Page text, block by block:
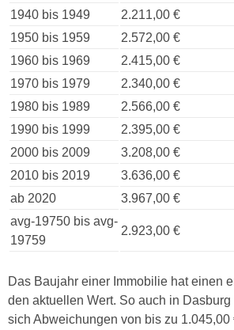
1940 bis 1949
2.211,00 €
1950 bis 1959
2.572,00 €
1960 bis 1969
2.415,00 €
1970 bis 1979
2.340,00 €
1980 bis 1989
2.566,00 €
1990 bis 1999
2.395,00 €
2000 bis 2009
3.208,00 €
2010 bis 2019
3.636,00 €
ab 2020
3.967,00 €
avg-19750 bis avg-
19759
2.923,00 €
Das Baujahr einer Immobilie hat einen
den aktuellen Wert. So auch in
sich Abweichungen von bis zu 1.045,00